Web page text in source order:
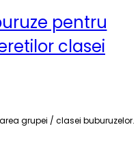
pentru
clasei
grupei / clasei buburuzelor.